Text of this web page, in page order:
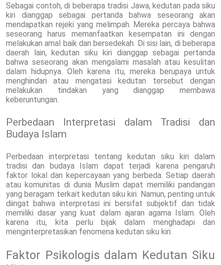
Sebagai contoh, di beberapa tradisi Jawa, kedutan pada siku
kiri dianggap sebagai pertanda bahwa seseorang akan
mendapatkan rejeki yang melimpah. Mereka percaya bahwa
seseorang harus memanfaatkan kesempatan ini dengan
melakukan amal baik dan bersedekah. Di sisi lain, di beberapa
daerah lain, kedutan siku kiri dianggap sebagai pertanda
bahwa seseorang akan mengalami masalah atau kesulitan
dalam hidupnya. Oleh karena itu, mereka berupaya untuk
menghindari atau mengatasi kedutan tersebut dengan
melakukan tindakan yang dianggap membawa
keberuntungan.
Perbedaan Interpretasi dalam Tradisi dan
Budaya Islam
Perbedaan interpretasi tentang kedutan siku kiri dalam
tradisi dan budaya Islam dapat terjadi karena pengaruh
faktor lokal dan kepercayaan yang berbeda. Setiap daerah
atau komunitas di dunia Muslim dapat memiliki pandangan
yang beragam terkait kedutan siku kiri. Namun, penting untuk
diingat bahwa interpretasi ini bersifat subjektif dan tidak
memiliki dasar yang kuat dalam ajaran agama Islam. Oleh
karena itu, kita perlu bijak dalam menghadapi dan
menginterpretasikan fenomena kedutan siku kiri.
Faktor Psikologis dalam Kedutan Siku